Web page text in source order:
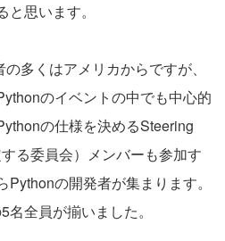
思います。
多くはアメリカからですが、
のイベントの中でも中心的
の仕様を決めるSteering
る委員会）メンバーも参加す
の開発者が集まります。
全員が揃いました。